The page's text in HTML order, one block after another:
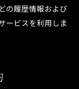
の履歴情報および
ービスを利用しま